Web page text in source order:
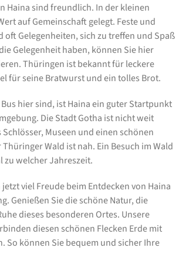
Haina sind freundlich. In der kleinen
auf Gemeinschaft gelegt. Feste und
oft Gelegenheiten, sich zu treffen und Spaß
Gelegenheit haben, können Sie hier
Thüringen ist bekannt für leckere
für seine Bratwurst und ein tolles Brot.
hier sind, ist Haina ein guter Startpunkt
Die Stadt Gotha ist nicht weit
Museen und einen schönen
Wald ist nah. Ein Besuch im Wald
zu welcher Jahreszeit.
viel Freude beim Entdecken von Haina
Genießen Sie die schöne Natur, die
dieses besonderen Ortes. Unsere
diesen schönen Flecken Erde mit
So können Sie bequem und sicher Ihre